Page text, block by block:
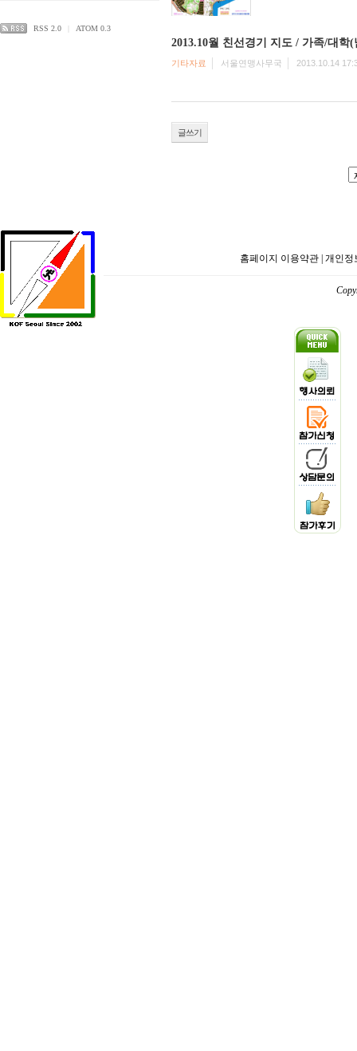
RSS 2.0 ATOM 0.3
2013.10월 친선경기 지도 / 가족/대학(
기타자료 서울연맹사무국 2013.10.14
글쓰기
홈페이지 이용약관 | 개인정